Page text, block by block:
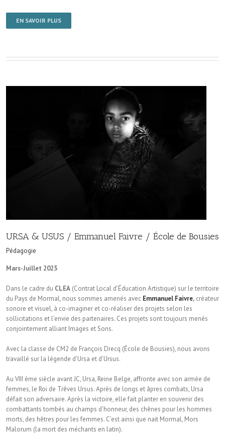
EN SAVOIR PLUS
URSA & USUS / Emmanuel Faivre / École de Bousies
Pédagogie
Mars-Juillet 2023
Dans le cadre du CLEA (Contrat Local d’Éducation Artistique) sur le territoire
du Pays de Mormal, nous sommes amenés avec Emmanuel Faivre, créateur
sonore et visuel, à co-imaginer et co-réaliser des projets selon les
sollicitations et l’envie des partenaires. Ces projets sont toujours menés
conjointement alliant Images et Sons.
Avec la classe de CM2 de François Drecq (École de Bousies), nous avons
travaillé sur la légende d’Ursa et d’Ursus.
Au VIII ème siècle avant JC, Ursa, Reine Belge, affronte avec son armée de
femmes, le Roi de Trêves Ursus. Après de longs et âpres combats, Ursa
défait son adversaire. Après la victoire, elle fait planter en souvenir des
combattants tombés au champs d’honneur, des chênes pour les hommes
morts, des hêtres pour les femmes. C’est ainsi que nait Mormal, Mors
Malorum (la mort des méchants en latin).